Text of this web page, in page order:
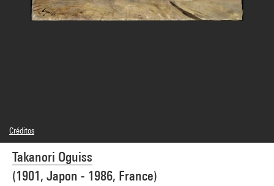
Takanori Oguiss
(1901, Japon - 1986, France)
Créditos
© Adagp, Paris
Créditos fotográficos : Centre Pompidou, MNAM-CCI/Philippe Migeat/Dist.
GrandPalaisRmn
Referencia de la imagen : 4F17306 [1988 CX 0256]